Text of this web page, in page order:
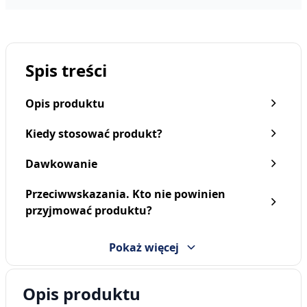
Spis treści
Opis produktu
Kiedy stosować produkt?
Dawkowanie
Przeciwwskazania. Kto nie powinien
przyjmować produktu?
Pokaż więcej
Opis produktu